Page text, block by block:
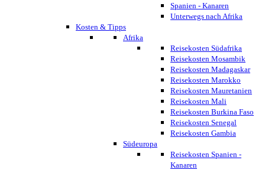
Spanien - Kanaren
Unterwegs nach Afrika
Kosten & Tipps
Afrika
Reisekosten Südafrika
Reisekosten Mosambik
Reisekosten Madagaskar
Reisekosten Marokko
Reisekosten Mauretanien
Reisekosten Mali
Reisekosten Burkina Faso
Reisekosten Senegal
Reisekosten Gambia
Südeuropa
Reisekosten Spanien -
Kanaren